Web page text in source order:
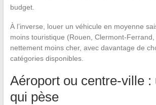
budget.
À l’inverse, louer un véhicule en moyenne
moins touristique (Rouen, Clermont-
nettement moins cher, avec davantage de
catégories disponibles.
Aéroport ou centre-ville :
qui pèse